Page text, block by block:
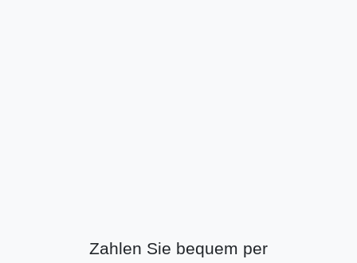
Zahlen Sie bequem per